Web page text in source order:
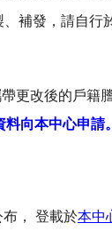
補發，請自行
更改後的戶籍
向本中心申請。
， 登載於本中